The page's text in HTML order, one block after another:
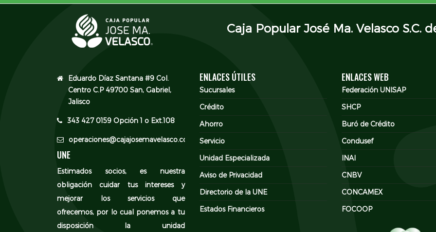
Caja Popular José Ma. Velasco S.C.
Eduardo Díaz Santana #9 Col.
Centro C.P 49700 San, Gabriel,
Jalisco
343 427 0159 Opción 1 o Ext.108
operaciones@cajajosemavelasco.com
UNE
Estimados socios, es nuestra
obligación cuidar tus intereses y
mejorar los servicios que
ofrecemos, por lo cual ponemos a tu
disposición la unidad
ENLACES ÚTILES
Sucursales
Crédito
Ahorro
Servicio
Unidad Especializada
Aviso de Privacidad
Directorio de la UNE
Estados Financieros
ENLACES WEB
Federación UNISAP
SHCP
Buró de Crédito
Condusef
INAI
CNBV
CONCAMEX
FOCOOP